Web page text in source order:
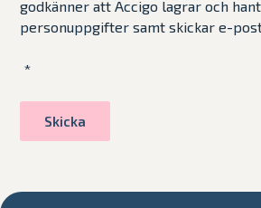
godkänner att Accigo lagrar och
personuppgifter samt skickar e-
*